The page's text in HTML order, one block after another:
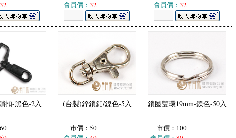
32
會員價： 32
會員價： 32
扣-黑色-2入
60
(台製)鋅鎖釦/鎳色-5入
市價：50
鎖圈雙環19mm-鎳色-50入
市價：100